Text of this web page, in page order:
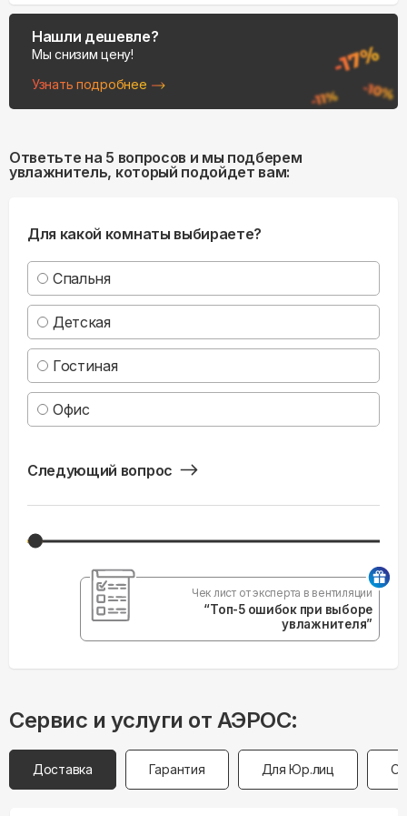
Нашли дешевле?
Мы снизим цену!
Узнать подробнее
Ответьте на 5 вопросов и мы подберем
увлажнитель, который подойдет вам:
Для какой комнаты выбираете?
Спальня
Детская
Гостиная
Офис
Следующий вопрос
Чек лист от эксперта в вентиляции
“Топ-5 ошибок при выборе
увлажнителя”
Сервис и услуги от АЭРОС:
Доставка Гарантия Для Юр.лиц